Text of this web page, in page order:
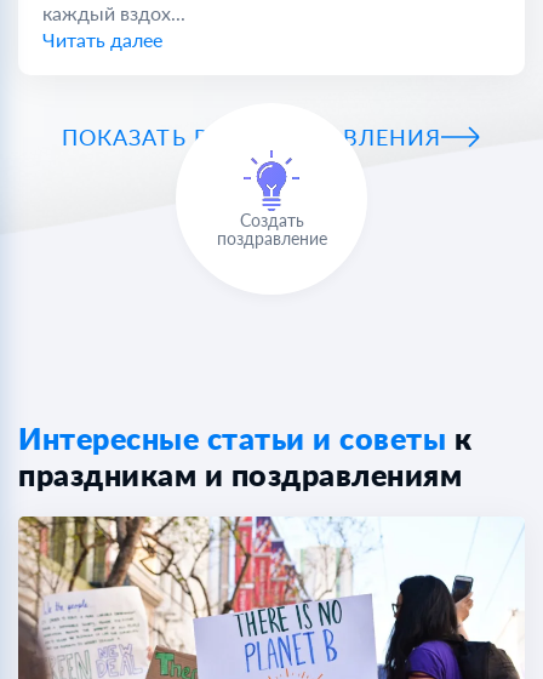
каждый вздох...
Читать далее
ПОКАЗАТЬ ВСЕ ПОЗДРАВЛЕНИЯ
Создать
поздравление
Интересные статьи и советы к
праздникам и поздравлениям